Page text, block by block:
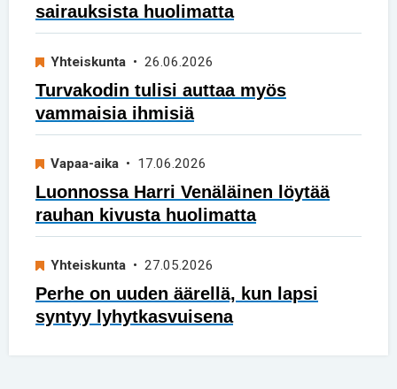
sairauksista huolimatta
Yhteiskunta • 26.06.2026
Turvakodin tulisi auttaa myös
vammaisia ihmisiä
Vapaa-aika • 17.06.2026
Luonnossa Harri Venäläinen löytää
rauhan kivusta huolimatta
Yhteiskunta • 27.05.2026
Perhe on uuden äärellä, kun lapsi
syntyy lyhytkasvuisena